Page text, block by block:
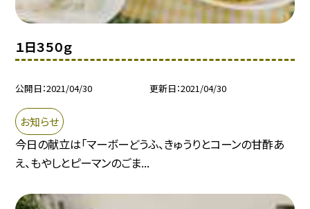
１日３５０ｇ
公開日 2021/04/30 更新日 2021/04/30
お知らせ
今日の献立は「マーボーどうふ、きゅうりとコーンの甘酢あ
え、もやしとピーマンのごま...